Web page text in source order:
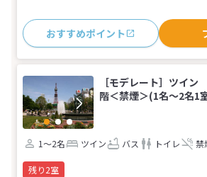
おすすめポイント
［モデレート］ツ
階＜禁煙＞(1名～2名1
1～2名 ツイン バス トイレ 禁
残り2室